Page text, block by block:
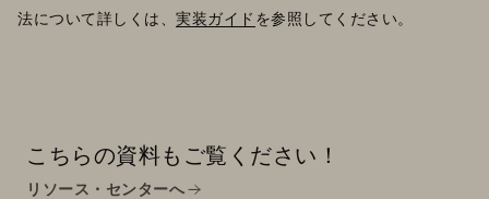
法について詳しくは、 実装ガイド を参照してください。
こちらの資料もご覧ください！
リソース・センターへ